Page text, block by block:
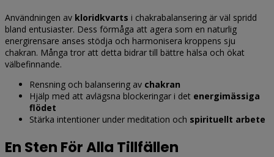
Användningen av kloridkvarts i chakrabalansering är väl spridd
bland entusiaster. Dess förmåga att agera som en naturlig
energirensare anses stödja och harmonisera kroppens sju
chakran. Många tror att detta bidrar till bättre hälsa och ökat
välbefinnande.
Rensning och balansering av chakran
Hjälp med att avlägsna blockeringar i det energimässiga
flödet
Stärka intentioner under meditation och spirituellt arbete
En Sten För Alla Tillfällen